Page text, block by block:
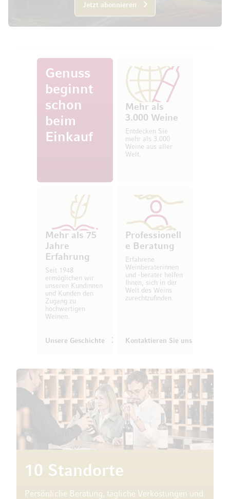
Jetzt abonnieren
Genuss
beginnt
schon
beim
Einkauf
Mehr als
3.000 Weine
Entdecken Sie
mehr als 3.000
Weine aus aller
Welt.
Mehr als 75
Jahre
Erfahrung
Seit 1948
ermöglichen wir
unseren Kundinnen
und Kunden den
Zugang zu
hochwertigen
Weinen.
Unsere Geschichte
Professionell
e Beratung
Erfahrene
Weinberaterinnen
und -berater helfen
Ihnen, sich in der
Welt des Weins
zurechtzufinden.
Kontaktieren Sie uns
10 Standorte
Persönliche Beratung, tägliche Verkostungen und